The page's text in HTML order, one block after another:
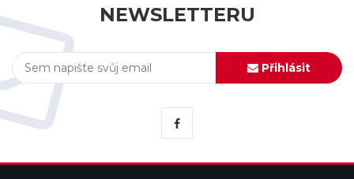
NEWSLETTERU
Přihlásit